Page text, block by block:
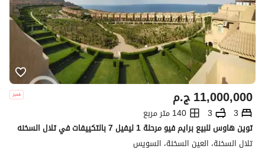
ج.م11,000,000
3
3
140 متر مربع
توين هاوس للبيع برايم فيو مرحلة 1 ليفيل 7 بالتكييفات في تلال السخنه
تلال السخنة، العين السخنة، السويس